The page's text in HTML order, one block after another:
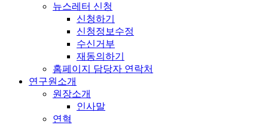
뉴스레터 신청
신청하기
신청정보수정
수신거부
재동의하기
홈페이지 담당자 연락처
연구원소개
원장소개
인사말
연혁